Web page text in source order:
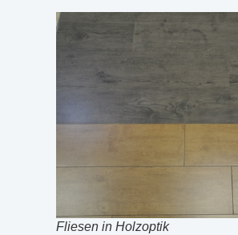
Fliesen in Holzoptik